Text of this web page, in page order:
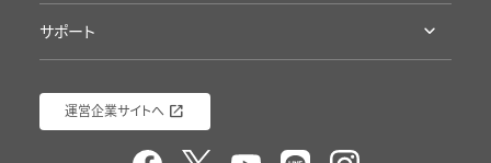
ポケトーク徹底検証
ポケトーク流の語学学習
ポケトークチャレンジ
サポート
運営企業サイトへ